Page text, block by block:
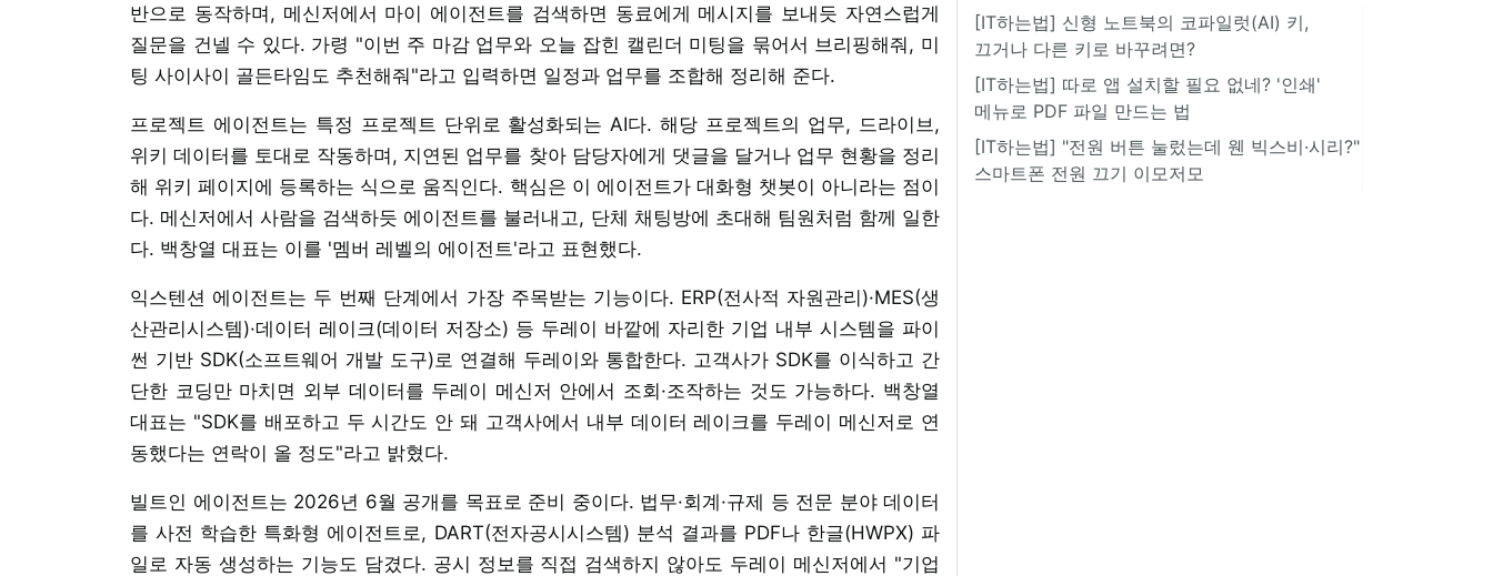
반으로 동작하며, 메신저에서 마이 에이전트를 검색하면 동료에게 메시지를 보내듯 자연스럽게
질문을 건넬 수 있다. 가령 "이번 주 마감 업무와 오늘 잡힌 캘린더 미팅을 묶어서 브리핑해줘, 미
팅 사이사이 골든타임도 추천해줘"라고 입력하면 일정과 업무를 조합해 정리해 준다.
프로젝트 에이전트는 특정 프로젝트 단위로 활성화되는 AI다. 해당 프로젝트의 업무, 드라이브,
위키 데이터를 토대로 작동하며, 지연된 업무를 찾아 담당자에게 댓글을 달거나 업무 현황을 정리
해 위키 페이지에 등록하는 식으로 움직인다. 핵심은 이 에이전트가 대화형 챗봇이 아니라는 점이
다. 메신저에서 사람을 검색하듯 에이전트를 불러내고, 단체 채팅방에 초대해 팀원처럼 함께 일한
다. 백창열 대표는 이를 '멤버 레벨의 에이전트'라고 표현했다.
익스텐션 에이전트는 두 번째 단계에서 가장 주목받는 기능이다. ERP(전사적 자원관리)·MES(생
산관리시스템)·데이터 레이크(데이터 저장소) 등 두레이 바깥에 자리한 기업 내부 시스템을 파이
썬 기반 SDK(소프트웨어 개발 도구)로 연결해 두레이와 통합한다. 고객사가 SDK를 이식하고 간
단한 코딩만 마치면 외부 데이터를 두레이 메신저 안에서 조회·조작하는 것도 가능하다. 백창열
대표는 "SDK를 배포하고 두 시간도 안 돼 고객사에서 내부 데이터 레이크를 두레이 메신저로 연
동했다는 연락이 올 정도"라고 밝혔다.
빌트인 에이전트는 2026년 6월 공개를 목표로 준비 중이다. 법무·회계·규제 등 전문 분야 데이터
를 사전 학습한 특화형 에이전트로, DART(전자공시시스템) 분석 결과를 PDF나 한글(HWPX) 파
일로 자동 생성하는 기능도 담겼다. 공시 정보를 직접 검색하지 않아도 두레이 메신저에서 "기업
[IT하는법] 신형 노트북의 코파일럿(AI) 키,
끄거나 다른 키로 바꾸려면?
[IT하는법] 따로 앱 설치할 필요 없네? '인쇄'
메뉴로 PDF 파일 만드는 법
[IT하는법] "전원 버튼 눌렀는데 웬 빅스비·시리?"
스마트폰 전원 끄기 이모저모